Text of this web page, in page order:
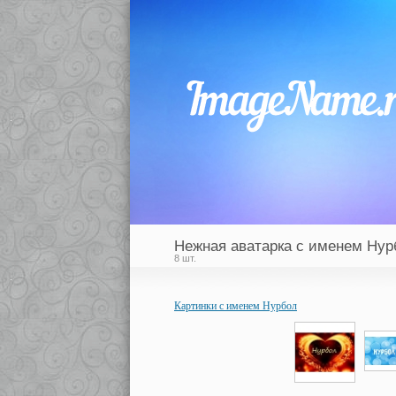
Нежная аватарка с именем
8 шт.
Картинки с именем Нурбол